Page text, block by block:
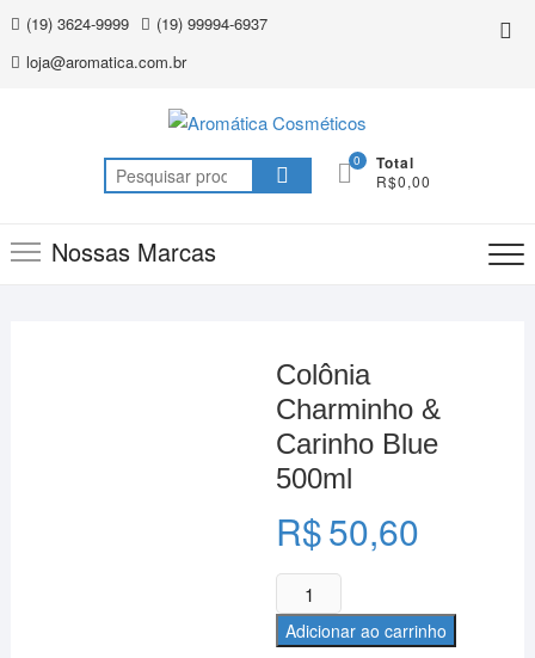
Skip
content
(19) 3624-9999
(19) 99994-6937
loja@aromatica.com.br
Pesquisar
por:
0 Total
R$0,00
Nossas Marcas
Colônia
Charminho &
Carinho Blue
500ml
R$50,60
Colônia
Charminho
&Adicionar ao carrinho